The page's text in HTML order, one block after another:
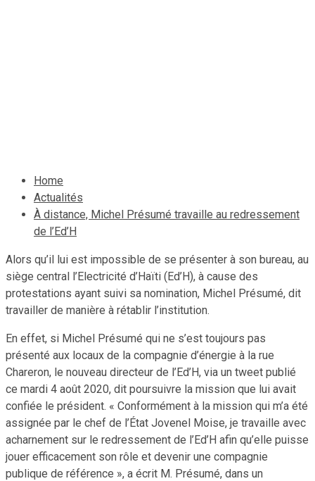
Home
Actualités
À distance, Michel Présumé travaille au redressement
de l’Ed’H
Alors qu’il lui est impossible de se présenter à son bureau, au
siège central l’Electricité d’Haïti (Ed’H), à cause des
protestations ayant suivi sa nomination, Michel Présumé, dit
travailler de manière à rétablir l’institution.
En effet, si Michel Présumé qui ne s’est toujours pas
présenté aux locaux de la compagnie d’énergie à la rue
Chareron, le nouveau directeur de l’Ed’H, via un tweet publié
ce mardi 4 août 2020, dit poursuivre la mission que lui avait
confiée le président. « Conformément à la mission qui m’a été
assignée par le chef de l’État Jovenel Moise, je travaille avec
acharnement sur le redressement de l’Ed’H afin qu’elle puisse
jouer efficacement son rôle et devenir une compagnie
publique de référence », a écrit M. Présumé, dans un